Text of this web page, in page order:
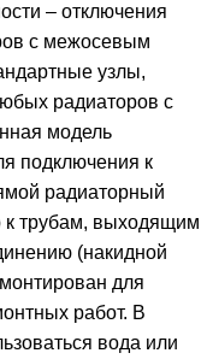
– отключения
с межосевым
узлы,
радиаторов с
модель
подключения к
радиаторный
к трубам, выходящим
(накидной
для
работ. В
вода или